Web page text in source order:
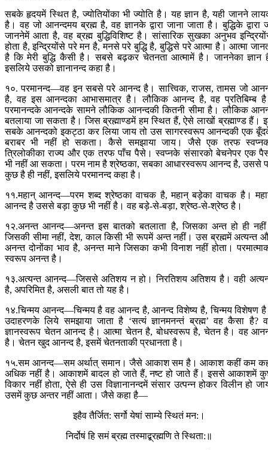
सबके हृदयमें स्थित है, ज्योतियोंका भी ज्योति है। यह ज्ञान है, यही जानने
है। वह जो आनन्दमय ब्रह्म है, वह ज्ञानके द्वारा जाना जाता है। बुद्धिके द्वारा
जाननेमें आता है, वह ब्रह्म बुद्धिविशिष्ट है। सांसारिक सुखका अनुभव
होता है, इन्द्रियोंसे परे मन है, मनसे परे बुद्धि है, बुद्धिसे परे आत्मा है। आत्मा
है कि मेरी बुद्धि कैसी है। सबसे बढ़कर चेतनता आत्मामें है। जाननेका ज्ञान
इसलिये उसको ज्ञानानन्द कहा है।
१०. परमानन्द—वह इन सबसे परे आनन्द है। सात्त्विक, राजस, तामस जो
है, वह इस आनन्दका आभासमात्र है। लौकिक आनन्द है, वह प्रतिबिम्ब
परमानन्दके आनन्दके सामने लौकिक आनन्दकी कितनी सीमा है। लौकिक
बतलाया जा सकता है। जिस ब्रह्माण्डमें हम स्थित हैं, ऐसे लाखों ब्रह्माण्ड हैं।
सबके आनन्दको इकट्ठा कर लिया जाय तो उस सागरस्वरूप आनन्दकी एक
बराबर भी नहीं हो सकता। कैसे समझाया जाय। जैसे एक तरफ
त्रिलोकीका राज्य और एक तरफ पाँच पैसे। स्वप्नके संसारको बेचनेपर एक
भी नहीं आ सकता। परम नाम है श्रेष्ठका, सबका आधारस्वरूप आनन्द है, उससे
कुछ है ही नहीं, इसलिये परमानन्द कहा है।
११.महान् आनन्द—परम शब्द श्रेष्ठका वाचक है, महान् बड़ेका वाचक है।
आनन्द है उससे बड़ा कुछ भी नहीं है। वह बड़े-से-बड़ा, श्रेष्ठ-से-श्रेष्ठ है।
१२.अनन्त आनन्द—अनन्त इस बातको बतलाता है, जिसका अन्त हो ही
जिसकी सीमा नहीं, देश, काल किसी भी रूपमें अन्त नहीं। उस ब्रह्ममें अत्यन्त
अनन्त दोनोंका भाव है, अनन्त माने जिसका कभी विनाश नहीं होता।
स्वरूप अनन्त है।
१३.अत्यन्त आनन्द—जिससे अतिशय न हो। निरतिशय अतिशय है। वही
है, अपरिमित है, असली बात तो यह है।
१४.चिन्मय आनन्द—चिन्मय है वह आनन्द है, आनन्द विशेष्य है, चिन्मय विशेषण
उदाहरणके लिये समझाया जाता है ‘सत्यं ज्ञानमनन्तं ब्रह्म’ वह कैसा है?
ज्ञानस्वरूप चेतन आनन्द है। आत्मा चेतन है, बोधस्वरूप है, चेतन है। वह
है। चेतन खुद आनन्द है, इसमें चेतनताकी प्रधानता है।
१५.सम आनन्द—सम अर्थात् समान। जैसे आकाश सम है। आकाश कहीं कम
अधिक नहीं है। आकाशमें बादल हो जाते हैं, नष्ट हो जाते हैं। इससे आकाशमें
विकार नहीं होता, ऐसे ही उस विज्ञानानन्दमें संसार उत्पन्न होकर विलीन हो
उसमें कुछ अन्तर नहीं आता। जैसे कहा है—
इहैव तैर्जित: सर्गो येषां साम्ये स्थितं मन:।
निर्दोषं हि समं ब्रह्म तस्माद्ब्रह्मणि ते स्थिता:॥